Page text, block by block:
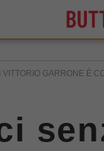
GARRONE È